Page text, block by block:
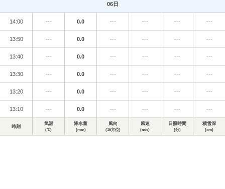
06日
14:00 --- 0.0 --- --- --- ---
13:50 --- 0.0 --- --- --- ---
13:40 --- 0.0 --- --- --- ---
13:30 --- 0.0 --- --- --- ---
13:20 --- 0.0 --- --- --- ---
13:10 --- 0.0 --- --- --- ---
時刻
気温
(℃)
降水量
(mm)
風向
(16方位)
風速
(m/s)
日照時間
(分)
積雪深
(cm)